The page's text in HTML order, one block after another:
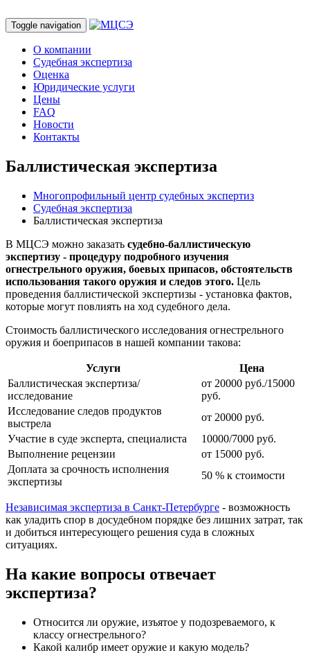
Toggle navigation
О компании
Судебная экспертиза
Оценка
Юридические услуги
Цены
FAQ
Новости
Контакты
Баллистическая экспертиза
Многопрофильный центр судебных экспертиз
Судебная экспертиза
Баллистическая экспертиза
В МЦСЭ можно заказать судебно-баллистическую
экспертизу - процедуру подробного изучения
огнестрельного оружия, боевых припасов, обстоятельств
использования такого оружия и следов этого. Цель
проведения баллистической экспертизы - установка фактов,
которые могут повлиять на ход судебного дела.
Стоимость баллистического исследования огнестрельного
оружия и боеприпасов в нашей компании такова:
Услуги
Цена
Баллистическая экспертиза/
исследование
от 20000 руб./15000
руб.
Исследование следов продуктов
выстрела
от 20000 руб.
Участие в суде эксперта, специалиста
10000/7000 руб.
Выполнение рецензии
от 15000 руб.
Доплата за срочность исполнения
экспертизы
50 % к стоимости
Независимая экспертиза в Санкт-Петербурге - возможность
как уладить спор в досудебном порядке без лишних затрат, так
и добиться интересующего решения суда в сложных
ситуациях.
На какие вопросы отвечает
экспертиза?
Относится ли оружие, изъятое у подозреваемого, к
классу огнестрельного?
Какой калибр имеет оружие и какую модель?